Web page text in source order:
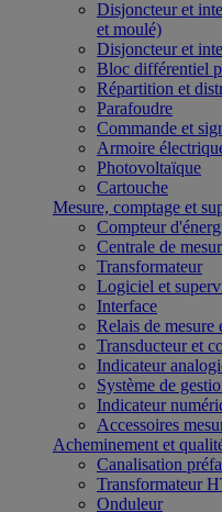
Disjoncteur et
et moulé)
Disjoncteur et
Bloc différentiel
Répartition et
Parafoudre
Commande et
Armoire
Photovoltaïque
Cartouche
Mesure, comptage et
Compteur
Centrale de
Transformateur
Logiciel et
Interface
Relais de mesure
Transducteur et
Indicateur
Système de
Indicateur
Accessoires
Acheminement et
Canalisation
Transformateur
Onduleur